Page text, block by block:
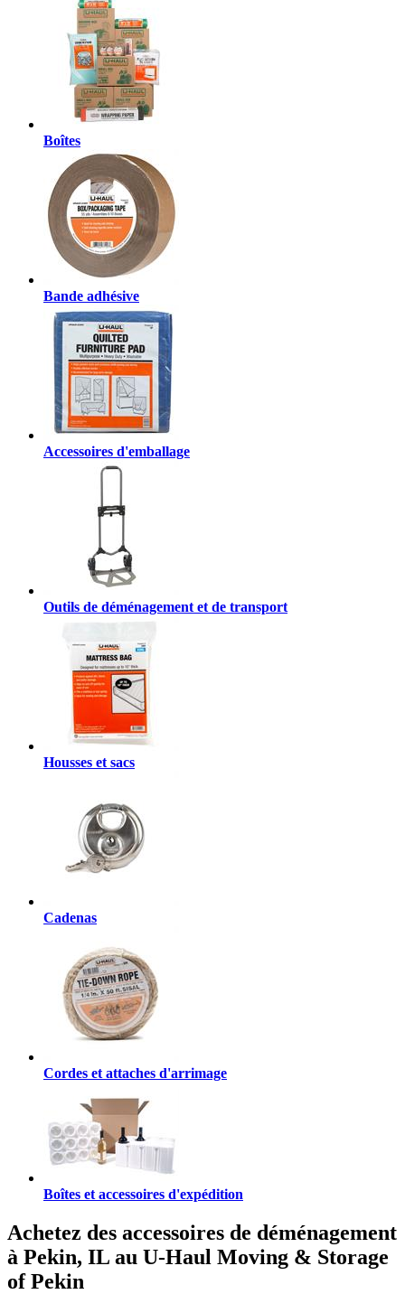
Boîtes
Bande adhésive
Accessoires d'emballage
Outils de déménagement et de transport
Housses et sacs
Cadenas
Cordes et attaches d'arrimage
Boîtes et accessoires d'expédition
Achetez des accessoires de déménagement
à Pekin, IL au U-Haul Moving & Storage
of Pekin